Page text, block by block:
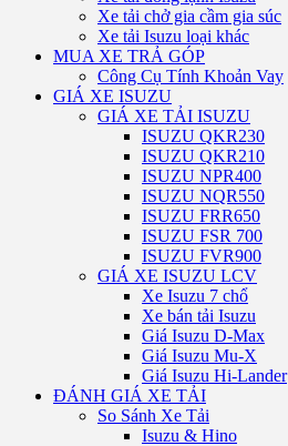
Xe tải chở gia cầm gia súc
Xe tải Isuzu loại khác
MUA XE TRẢ GÓP
Công Cụ Tính Khoản Vay
GIÁ XE ISUZU
GIÁ XE TẢI ISUZU
ISUZU QKR230
ISUZU QKR210
ISUZU NPR400
ISUZU NQR550
ISUZU FRR650
ISUZU FSR 700
ISUZU FVR900
GIÁ XE ISUZU LCV
Xe Isuzu 7 chổ
Xe bán tải Isuzu
Giá Isuzu D-Max
Giá Isuzu Mu-X
Giá Isuzu Hi-Lander
ĐÁNH GIÁ XE TẢI
So Sánh Xe Tải
Isuzu & Hino